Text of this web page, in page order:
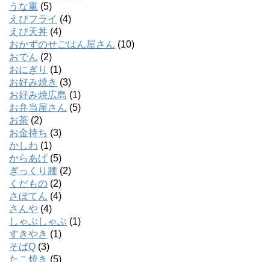
うな重 (5)
えびフライ (4)
えび天丼 (4)
おかずのせごはん屋さん (10)
おでん (2)
おにぎり (1)
お好み焼き (3)
お好み焼広島 (1)
お弁当屋さん (5)
お茶 (2)
お金持ち (3)
かしわ (1)
からあげ (5)
ぎっくり腰 (2)
くだもの (2)
さぼてん (4)
さんや (4)
しゃぶしゃぶ (1)
すきやき (1)
そばQ (3)
たこ焼き (5)